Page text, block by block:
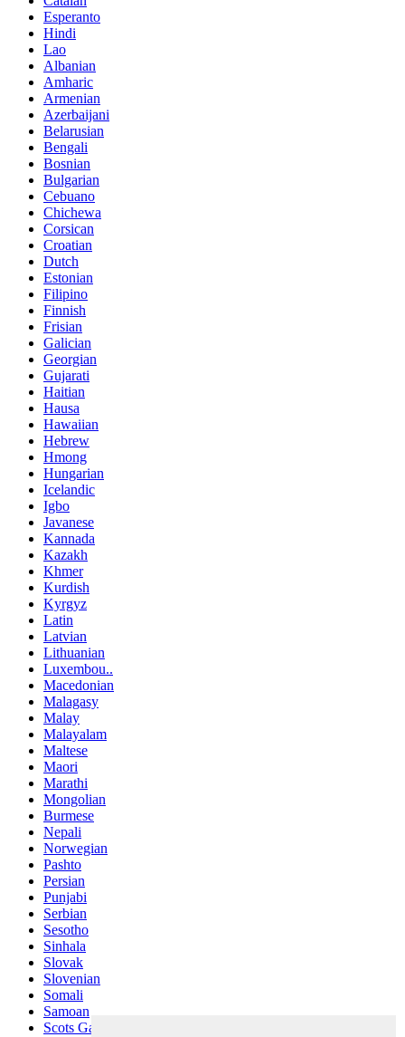
Esperanto
Hindi
Lao
Albanian
Amharic
Armenian
Azerbaijani
Belarusian
Bengali
Bosnian
Bulgarian
Cebuano
Chichewa
Corsican
Croatian
Dutch
Estonian
Filipino
Finnish
Frisian
Galician
Georgian
Gujarati
Haitian
Hausa
Hawaiian
Hebrew
Hmong
Hungarian
Icelandic
Igbo
Javanese
Kannada
Kazakh
Khmer
Kurdish
Kyrgyz
Latin
Latvian
Lithuanian
Luxembou..
Macedonian
Malagasy
Malay
Malayalam
Maltese
Maori
Marathi
Mongolian
Burmese
Nepali
Norwegian
Pashto
Persian
Punjabi
Serbian
Sesotho
Sinhala
Slovak
Slovenian
Somali
Samoan
Scots Gaelic